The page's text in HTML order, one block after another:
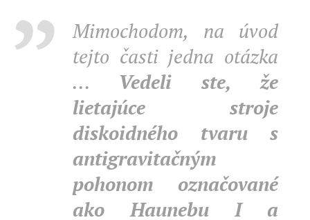
Mimochodom, na úvod
tejto časti jedna otázka
... Vedeli ste, že
lietajúce stroje
diskoidného tvaru s
antigravitačným
pohonom označované
ako Haunebu I a